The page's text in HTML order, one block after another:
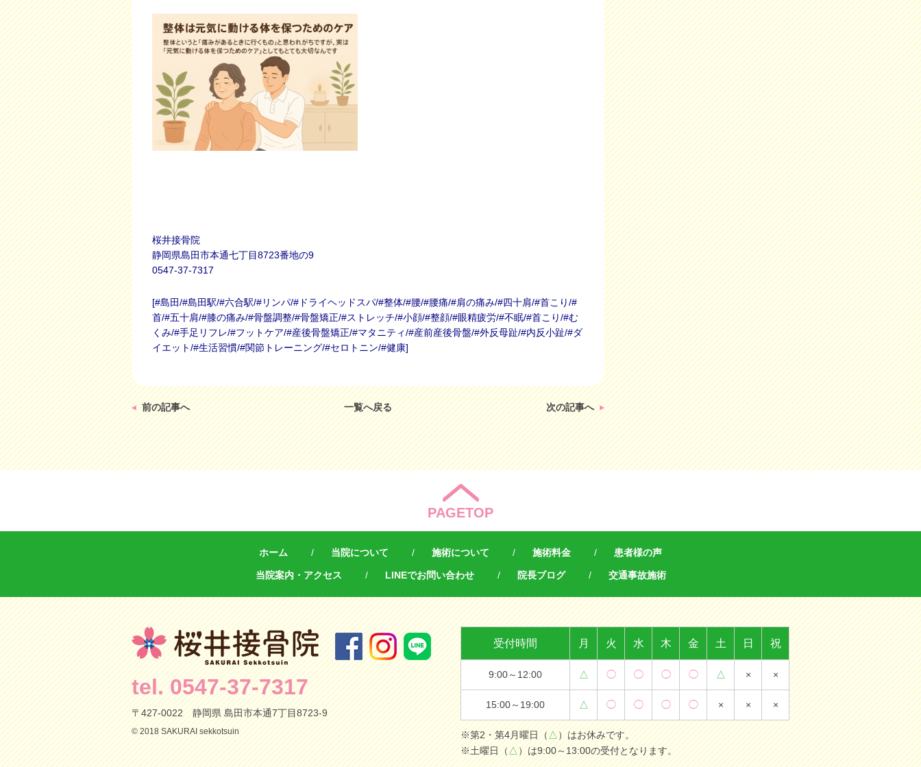
桜井接骨院
静岡県島田市本通七丁目8723番地の9
0547-37-7317
[#島田/#島田駅/#六合駅/#リンパ/#ドライヘッドスパ/#整体/#腰/#腰痛/#肩の痛み/#四十肩/#首こり/#
首/#五十肩/#膝の痛み/#骨盤調整/#骨盤矯正/#ストレッチ/#小顔/#整顔/#眼精疲労/#不眠/#首こり/#む
くみ/#手足リフレ/#フットケア/#産後骨盤矯正/#マタニティ/#産前産後骨盤/#外反母趾/#内反小趾/#ダ
イエット/#生活習慣/#関節トレーニング/#セロトニン/#健康]
前の記事へ 一覧へ戻る 次の記事へ
PAGETOP
ホーム 当院について 施術について 施術料金 患者様の声
当院案内・アクセス LINEでお問い合わせ 院長ブログ 交通事故施術
tel. 0547-37-7317
〒427-0022静岡県 島田市本通7丁目8723-9
受付時間 月 火 水 木 金 土 日 祝
9:00～12:00 △ ◯ ◯ ◯ ◯ △ × ×
15:00～19:00 △ ◯ ◯ ◯ ◯ × × ×
※第2・第4月曜日（△）はお休みです。
※土曜日（△）は9:00～13:00の受付となります。
© 2018 SAKURAI sekkotsuin